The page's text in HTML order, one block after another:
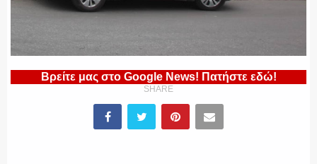
ΕΚΑΜ
ΥΑΤ/ΥΜΕΤΒρείτε μας στο Google News! Πατήστε εδώ!
SHARE